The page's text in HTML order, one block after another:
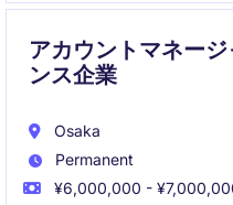
アカウントマネー
ンス企業
Osaka
Permanent
¥6,000,000 -